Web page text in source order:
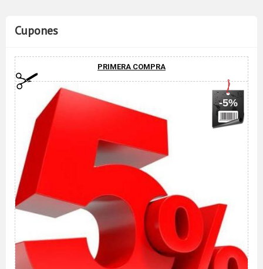
Cupones
PRIMERA COMPRA
-5%